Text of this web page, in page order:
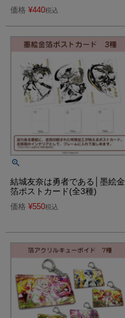
価格 ¥440税込
結城友奈は勇者である│墨絵金
箔ポストカード(全3種)
価格 ¥550税込